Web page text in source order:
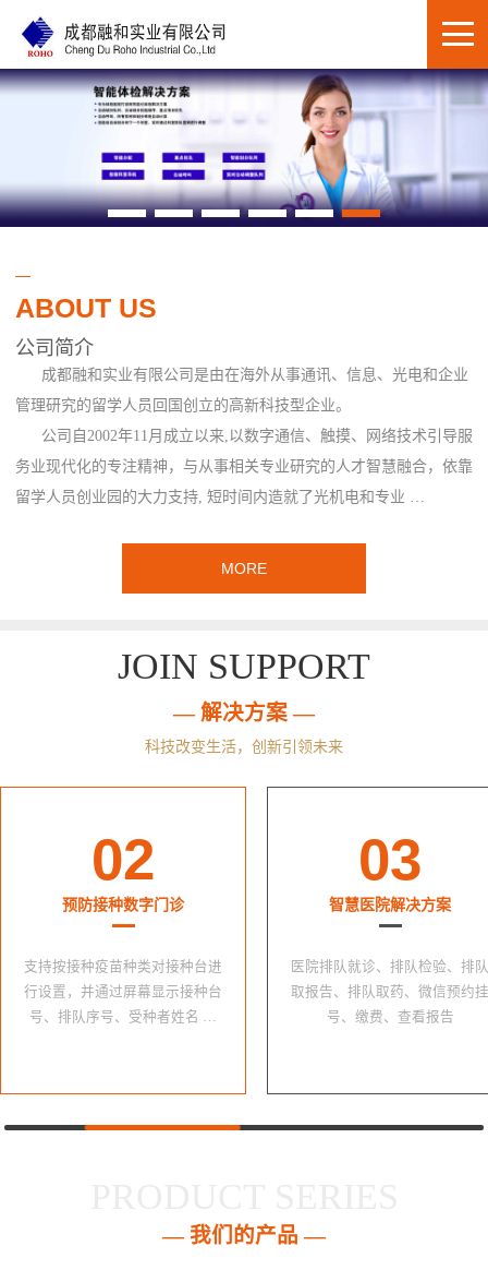
ABOUT US
公司简介
成都融和实业有限公司是由在海外从事通讯、信息、光电和企业
管理研究的留学人员回国创立的高新科技型企业。
公司自2002年11月成立以来,以数字通信、触摸、网络技术引导服
务业现代化的专注精神，与从事相关专业研究的人才智慧融合，依靠
留学人员创业园的大力支持, 短时间内造就了光机电和专业 …
MORE
JOIN SUPPORT
— 解决方案 —
科技改变生活，创新引领未来
02
预防接种数字门诊
支持按接种疫苗种类对接种台进
行设置，并通过屏幕显示接种台
号、排队序号、受种者姓名 …
03
智慧医院解决方案
医院排队就诊、排队检验、排队
取报告、排队取药、微信预约挂
号、缴费、查看报告
— 我们的产品 —